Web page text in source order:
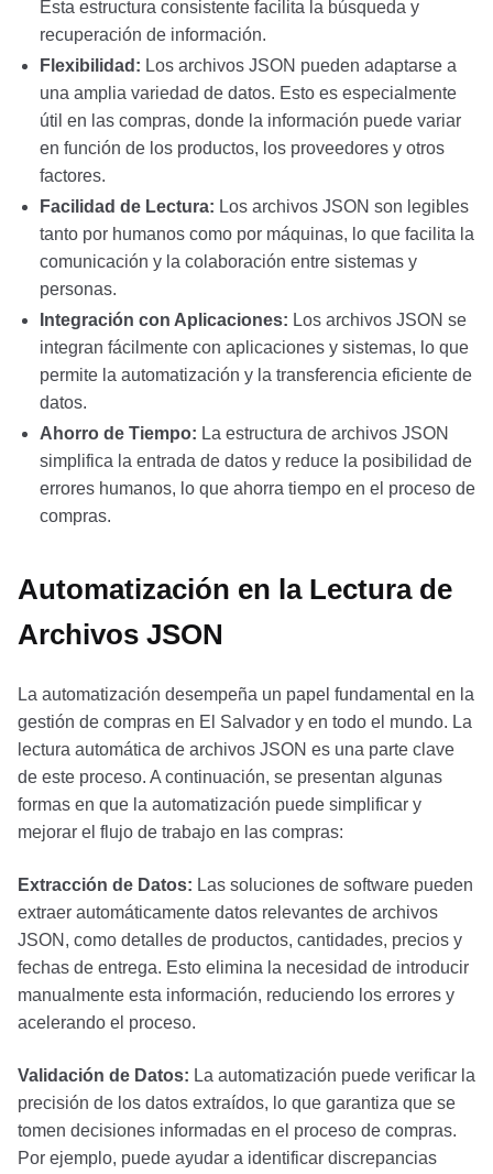
Esta estructura consistente facilita la búsqueda y
recuperación de información.
Flexibilidad: Los archivos JSON pueden adaptarse a
una amplia variedad de datos. Esto es especialmente
útil en las compras, donde la información puede variar
en función de los productos, los proveedores y otros
factores.
Facilidad de Lectura: Los archivos JSON son legibles
tanto por humanos como por máquinas, lo que facilita la
comunicación y la colaboración entre sistemas y
personas.
Integración con Aplicaciones: Los archivos JSON se
integran fácilmente con aplicaciones y sistemas, lo que
permite la automatización y la transferencia eficiente de
datos.
Ahorro de Tiempo: La estructura de archivos JSON
simplifica la entrada de datos y reduce la posibilidad de
errores humanos, lo que ahorra tiempo en el proceso de
compras.
Automatización en la Lectura de
Archivos JSON
La automatización desempeña un papel fundamental en la
gestión de compras en El Salvador y en todo el mundo. La
lectura automática de archivos JSON es una parte clave
de este proceso. A continuación, se presentan algunas
formas en que la automatización puede simplificar y
mejorar el flujo de trabajo en las compras:
Extracción de Datos: Las soluciones de software pueden
extraer automáticamente datos relevantes de archivos
JSON, como detalles de productos, cantidades, precios y
fechas de entrega. Esto elimina la necesidad de introducir
manualmente esta información, reduciendo los errores y
acelerando el proceso.
Validación de Datos: La automatización puede verificar la
precisión de los datos extraídos, lo que garantiza que se
tomen decisiones informadas en el proceso de compras.
Por ejemplo, puede ayudar a identificar discrepancias